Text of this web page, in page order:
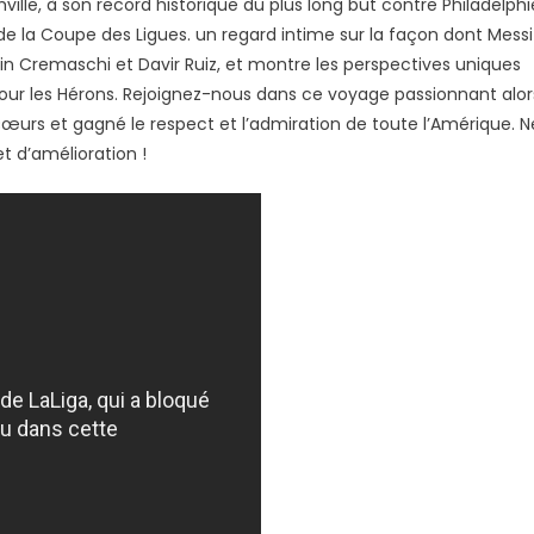
la Coupe des Ligues. un regard intime sur la façon dont Messi
Cremaschi et Davir Ruiz, et montre les perspectives uniques
les Hérons. Rejoignez-nous dans ce voyage passionnant
et gagné le respect et l’admiration de toute l’Amérique.
d’amélioration !